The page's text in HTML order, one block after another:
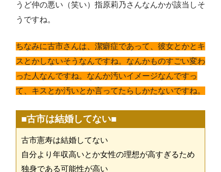
うど仲の悪い（笑い）指原莉乃さんなんかが該当しそ
うですね。
ちなみに古市さんは、潔癖症であって、彼女とかとキ
スとかしないそうなんですね。なんかものすごい変わ
った人なんですね。なんか汚いイメージなんですっ
て、キスとか汚いとか言ってたらしかたないですね。
■古市は結婚してない■
古市憲寿は結婚してない
自分より年収高いとか女性の理想が高すぎるため
独身である可能性が高い